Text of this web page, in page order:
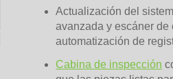
Actualización del
avanzada y escáner de
automatización de
Cabina de inspección